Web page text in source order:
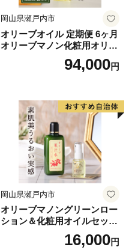
岡山県瀬戸内市
オリーブオイル 定期便 6ヶ月
オリーブマノン化粧用オリー
ブオイル 200ml オリーブ オ
イル 美容 スキンケア 化粧用
94,000円
岡山県瀬戸内市
オリーブマノングリーンロー
ション＆化粧用オイルセット
美容グッズ スキンケア 化粧
16,000円